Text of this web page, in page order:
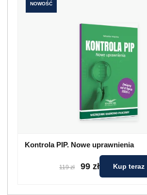
NOWOŚĆ
Kontrola PIP. Nowe uprawnienia
119 zł 99 zł Kup teraz